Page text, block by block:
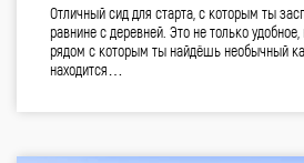
Отличный сид для старта, с которым ты
равнине с деревней. Это не только
рядом с которым ты найдёшь необычный
находится…